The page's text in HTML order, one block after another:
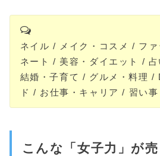
ネイル / メイク・コスメ / ファ
ネート / 美容・ダイエット / 占
結婚・子育て / グルメ・料理 /
ド / お仕事・キャリア / 習い事
こんな「女子力」が